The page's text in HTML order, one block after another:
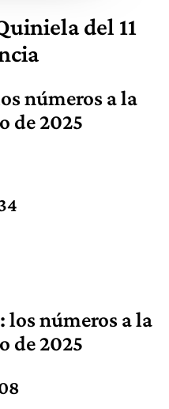
del 11
números a la
de 2025
los números a la
de 2025